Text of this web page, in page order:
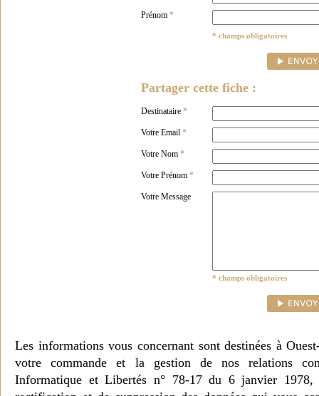
Prénom *
* champs obligatoires
Partager cette fiche :
Destinataire *
Votre Email *
Votre Nom *
Votre Prénom *
Votre Message
* champs obligatoires
Les informations vous concernant sont destinées à
votre commande et la gestion de nos relations
Informatique et Libertés n° 78-17 du 6 janvier 1978,